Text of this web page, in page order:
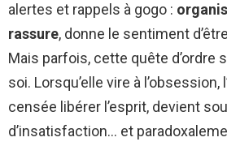
alertes et rappels à gogo :
rassure, donne le sentiment
Mais parfois, cette quête d’ordre
soi. Lorsqu’elle vire à l’obsession,
censée libérer l’esprit, devient
d’insatisfaction… et